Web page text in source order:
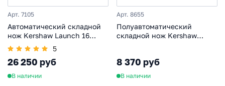
Арт. 7105
Автоматический складной
нож Kershaw Launch 16
Serrated, сталь CPM-M4,
рукоять алюминий/trac-tec,
черный
5
26 250 руб
В наличии
Арт. 8655
Полуавтоматический
складной нож Kershaw
8 370 руб
В наличии